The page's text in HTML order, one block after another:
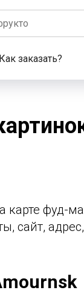
Как заказать?
карте фуд-
сайт,